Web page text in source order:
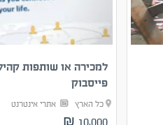
למכירה או שותפות
פייסבוק
כל הארץ אתרי אינטרנט
10,000 ₪